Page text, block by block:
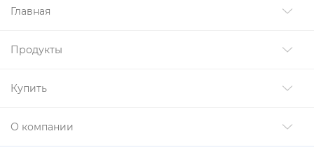
Главная
Продукты
Купить
О компании